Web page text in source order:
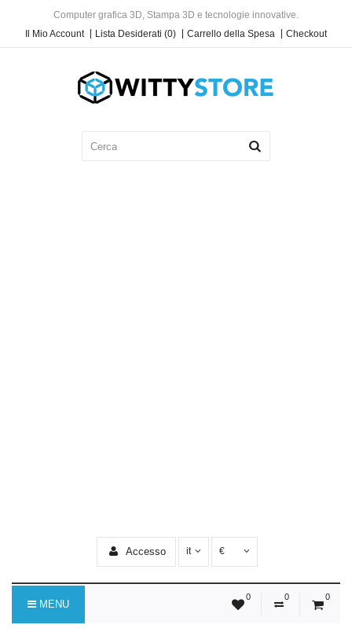
Computer grafica 3D, Stampa 3D e tecnologie innovative.
Il Mio Account
Lista Desiderati (0) Carrello della Spesa Checkout
Accesso it €
0 0 0
MENU